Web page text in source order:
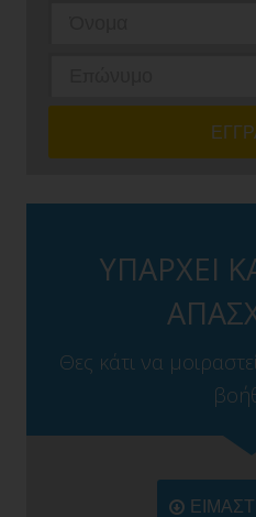
ΥΠΑΡΧΕΙ
Θες κάτι να